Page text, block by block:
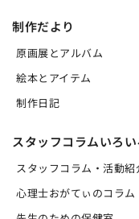
制作だより
原画展とアルバム
絵本とアイテム
制作日記
スタッフコラムいろい
スタッフコラム・活動紹
心理士おがてぃのコラム